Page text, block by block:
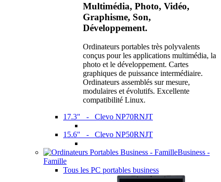
Multimédia, Photo, Vidéo,
Graphisme, Son,
Développement.
Ordinateurs portables très polyvalents
conçus pour les applications multimédia, la
photo et le développement. Cartes
graphiques de puissance intermédiaire.
Ordinateurs assemblés sur mesure,
modulaires et évolutifs. Excellente
compatibilité Linux.
17.3" - Clevo NP70RNJT
15.6" - Clevo NP50RNJT
Business -
Famille
Tous les PC portables business